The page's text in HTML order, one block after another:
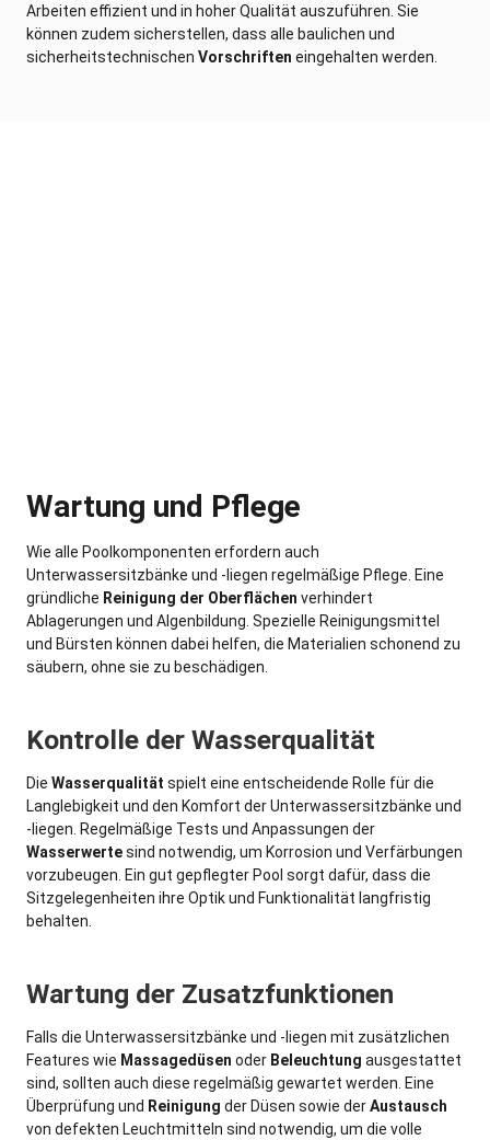
Arbeiten effizient und in hoher Qualität auszuführen. Sie
können zudem sicherstellen, dass alle baulichen und
sicherheitstechnischen Vorschriften eingehalten werden.
Wartung und Pflege
Wie alle Poolkomponenten erfordern auch
Unterwassersitzbänke und -liegen regelmäßige Pflege. Eine
gründliche Reinigung der Oberflächen verhindert
Ablagerungen und Algenbildung. Spezielle Reinigungsmittel
und Bürsten können dabei helfen, die Materialien schonend zu
säubern, ohne sie zu beschädigen.
Kontrolle der Wasserqualität
Die Wasserqualität spielt eine entscheidende Rolle für die
Langlebigkeit und den Komfort der Unterwassersitzbänke und
-liegen. Regelmäßige Tests und Anpassungen der
Wasserwertesind notwendig, um Korrosion und Verfärbungen
vorzubeugen. Ein gut gepflegter Pool sorgt dafür, dass die
Sitzgelegenheiten ihre Optik und Funktionalität langfristig
behalten.
Wartung der Zusatzfunktionen
Falls die Unterwassersitzbänke und -liegen mit zusätzlichen
Features wie Massagedüsen oder Beleuchtung ausgestattet
sind, sollten auch diese regelmäßig gewartet werden. Eine
Überprüfung und Reinigung der Düsen sowie derAustausch
von defekten Leuchtmitteln sind notwendig, um die volle
Linea
Technische Daten